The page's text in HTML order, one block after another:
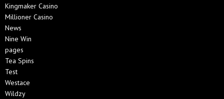
Kingmaker Casino
Millioner Casino
News
Nine Win
pages
Tea Spins
Test
Westace
Wildzy